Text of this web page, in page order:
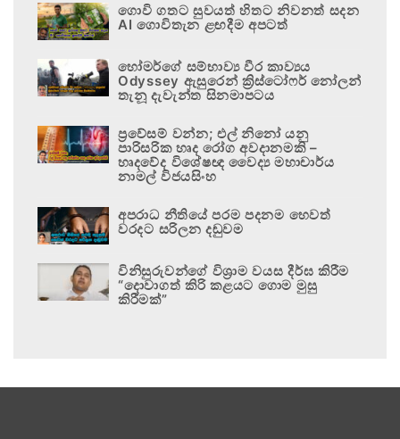
ගොවි ගතට සුවයත් හිතට නිවනත් සදන
AI ගොවිතැන ළඟදීම අපටත්
හෝමර්ගේ සම්භාව්‍ය වීර කාව්‍යය
Odyssey ඇසුරෙන් ක්‍රිස්ටෝෆර් නෝලන්
තැනූ දැවැන්ත සිනමාපටය
ප්‍රවේසම් වන්න; එල් නිනෝ යනු
පාරිසරික හෘද රෝග අවදානමකි –
හෘදවේද විශේෂඥ වෛද්‍ය මහාචාර්ය
නාමල් විජයසිංහ
අපරාධ නීතියේ පරම පදනම හෙවත්
වරදට සරිලන දඬුවම
විනිසුරුවන්ගේ විශ්‍රාම වයස දීර්ඝ කිරීම
“දොවාගත් කිරි කළයට ගොම මුසු
කිරීමක්”